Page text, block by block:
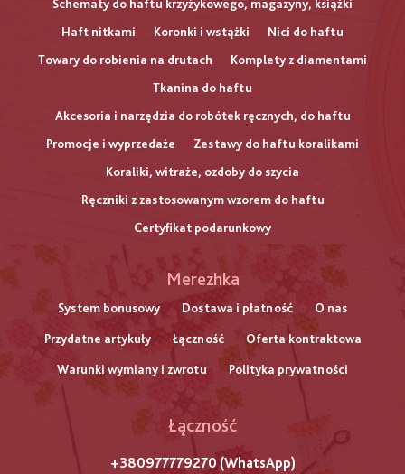
Schematy do haftu krzyżykowego, magazyny, książki
Haft nitkami
Koronki i wstążki
Nici do haftu
Towary do robienia na drutach
Komplety z diamentami
Tkanina do haftu
Akcesoria i narzędzia do robótek ręcznych, do haftu
Promocje i wyprzedaże
Zestawy do haftu koralikami
Koraliki, witraże, ozdoby do szycia
Ręczniki z zastosowanym wzorem do haftu
Certyfikat podarunkowy
нижнього
колонтитулу
Merezhka
System bonusowy Dostawa i płatność O nas
Przydatne artykuły Łączność Oferta kontraktowa
Warunki wymiany i zwrotu Polityka prywatności
Łączność
+380977779270 (WhatsApp)